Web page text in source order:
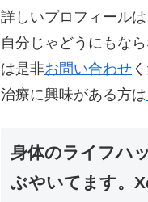
詳しいプロフィールは
自分じゃどうにもな
は是非お問い合わせ
治療に興味がある方は
身体のライフハ
ぶやいてます。